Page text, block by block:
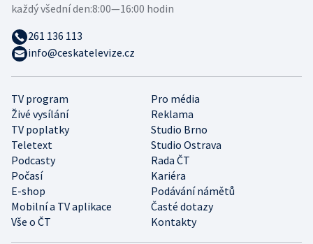
TV program
Pro média
Živé vysílání
Reklama
TV poplatky
Studio Brno
Teletext
Studio Ostrava
Podcasty
Rada ČT
Počasí
Kariéra
E-shop
Podávání námětů
Mobilní a TV aplikace
Časté dotazy
Vše o ČT
Kontakty
každý všední den:8:00—16:00 hodin
261 136 113
info@ceskatelevize.cz